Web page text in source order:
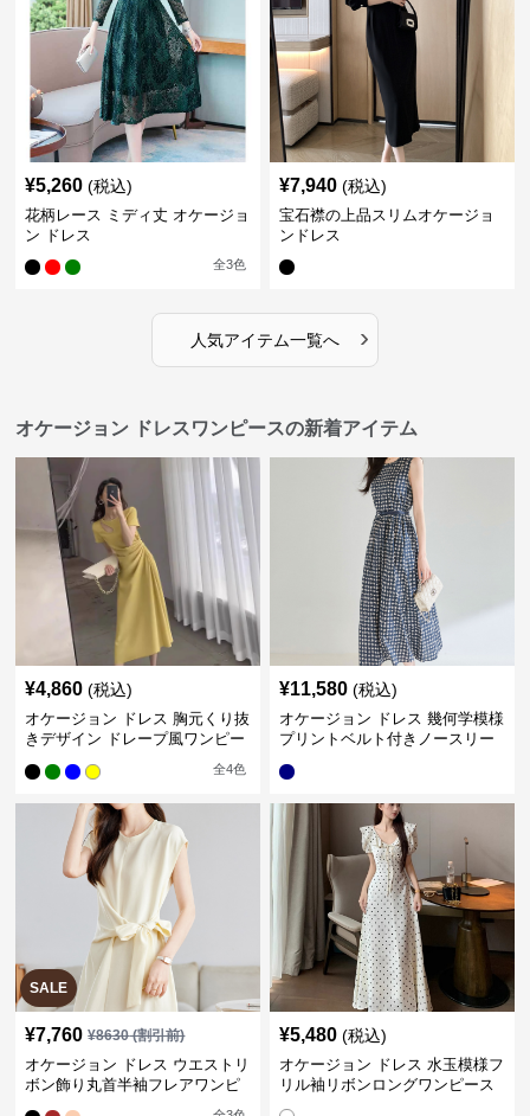
¥5,260 (税込)
花柄レース ミディ丈 オケージョ
ン ドレス
全3色
¥7,940 (税込)
宝石襟の上品スリムオケージョ
ンドレス
人気アイテム一覧へ ›
オケージョン ドレスワンピースの新着アイテム
¥4,860 (税込)
オケージョン ドレス 胸元くり抜
きデザイン ドレープ風ワンピー
全4色
¥11,580 (税込)
オケージョン ドレス 幾何学模様
プリントベルト付きノースリー
SALE
¥7,760 ¥8630(割引前)
オケージョン ドレス ウエストリ
ボン飾り丸首半袖フレアワンピ
¥5,480 (税込)
オケージョン ドレス 水玉模様フ
リル袖リボンロングワンピース